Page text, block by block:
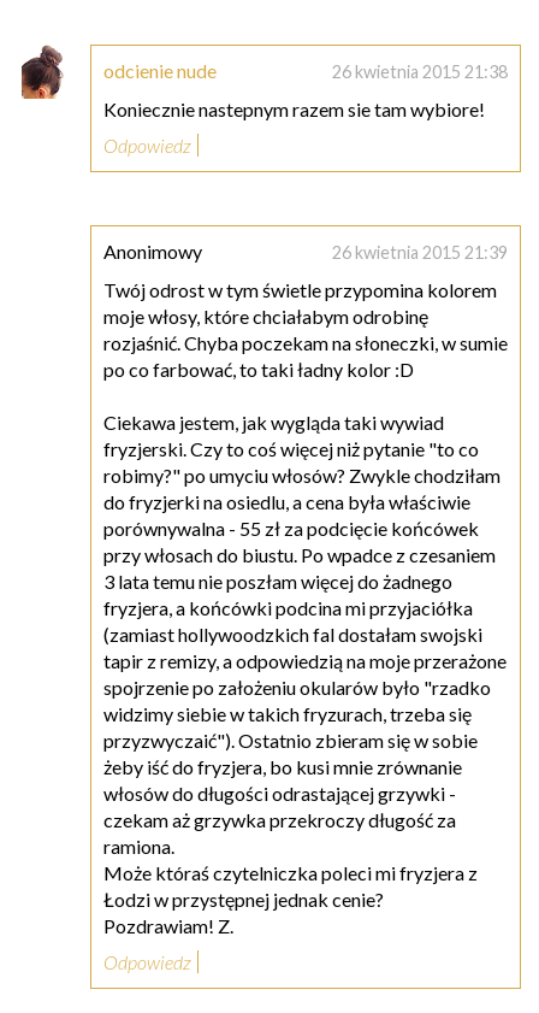
odcienie nude 26 kwietnia 2015 21:38
Koniecznie nastepnym razem sie tam wybiore!
Odpowiedz
Anonimowy 26 kwietnia 2015 21:39
Twój odrost w tym świetle przypomina kolorem
moje włosy, które chciałabym odrobinę
rozjaśnić. Chyba poczekam na słoneczki, w sumie
po co farbować, to taki ładny kolor :D
Ciekawa jestem, jak wygląda taki wywiad
fryzjerski. Czy to coś więcej niż pytanie "to co
robimy?" po umyciu włosów? Zwykle chodziłam
do fryzjerki na osiedlu, a cena była właściwie
porównywalna - 55 zł za podcięcie końcówek
przy włosach do biustu. Po wpadce z czesaniem
3 lata temu nie poszłam więcej do żadnego
fryzjera, a końcówki podcina mi przyjaciółka
(zamiast hollywoodzkich fal dostałam swojski
tapir z remizy, a odpowiedzią na moje przerażone
spojrzenie po założeniu okularów było "rzadko
widzimy siebie w takich fryzurach, trzeba się
przyzwyczaić"). Ostatnio zbieram się w sobie
żeby iść do fryzjera, bo kusi mnie zrównanie
włosów do długości odrastającej grzywki -
czekam aż grzywka przekroczy długość za
ramiona.
Może któraś czytelniczka poleci mi fryzjera z
Łodzi w przystępnej jednak cenie?
Pozdrawiam! Z.
Odpowiedz